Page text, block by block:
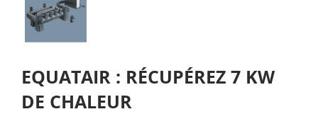
EQUATAIR : RÉCUPÉREZ 7 KW
DE CHALEUR